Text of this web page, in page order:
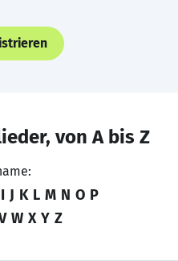
von A bis Z
I J K L M N O P
W X Y Z